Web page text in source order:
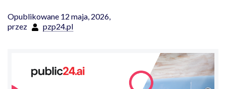
Opublikowane 12 maja, 2026,
przez
pzp24.pl